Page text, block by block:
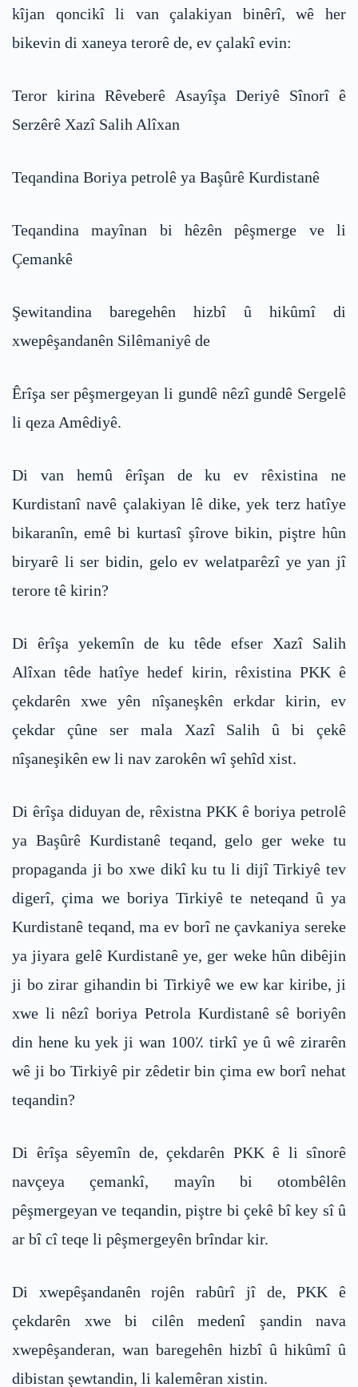
kîjan qoncikî li van çalakiyan binêrî, wê her
bikevin di xaneya terorê de, ev çalakî evin:
Teror kirina Rêveberê Asayîşa Deriyê Sînorî ê
Serzêrê Xazî Salih Alîxan
Teqandina Boriya petrolê ya Başûrê Kurdistanê
Teqandina mayînan bi hêzên pêşmerge ve li
Çemankê
Şewitandina baregehên hizbî û hikûmî di
xwepêşandanên Silêmaniyê de
Êrîşa ser pêşmergeyan li gundê nêzî gundê Sergelê
li qeza Amêdiyê.
Di van hemû êrîşan de ku ev rêxistina ne
Kurdistanî navê çalakiyan lê dike, yek terz hatîye
bikaranîn, emê bi kurtasî şîrove bikin, piştre hûn
biryarê li ser bidin, gelo ev welatparêzî ye yan jî
terore tê kirin?
Di êrîşa yekemîn de ku têde efser Xazî Salih
Alîxan têde hatîye hedef kirin, rêxistina PKK ê
çekdarên xwe yên nîşaneşkên erkdar kirin, ev
çekdar çûne ser mala Xazî Salih û bi çekê
nîşaneşikên ew li nav zarokên wî şehîd xist.
Di êrîşa diduyan de, rêxistna PKK ê boriya petrolê
ya Başûrê Kurdistanê teqand, gelo ger weke tu
propaganda ji bo xwe dikî ku tu li dijî Tirkiyê tev
digerî, çima we boriya Tirkiyê te neteqand û ya
Kurdistanê teqand, ma ev borî ne çavkaniya sereke
ya jiyara gelê Kurdistanê ye, ger weke hûn dibêjin
ji bo zirar gihandin bi Tirkiyê we ew kar kiribe, ji
xwe li nêzî boriya Petrola Kurdistanê sê boriyên
din hene ku yek ji wan 100٪ tirkî ye û wê zirarên
wê ji bo Tirkiyê pir zêdetir bin çima ew borî nehat
teqandin?
Di êrîşa sêyemîn de, çekdarên PKK ê li sînorê
navçeya çemankî, mayîn bi otombêlên
pêşmergeyan ve teqandin, piştre bi çekê bî key sî û
ar bî cî teqe li pêşmergeyên brîndar kir.
Di xwepêşandanên rojên rabûrî jî de, PKK ê
çekdarên xwe bi cilên medenî şandin nava
xwepêşanderan, wan baregehên hizbî û hikûmî û
dibistan şewtandin, li kalemêran xistin.